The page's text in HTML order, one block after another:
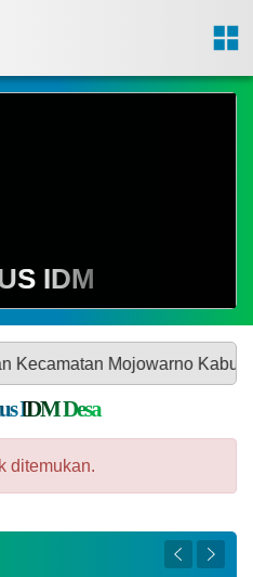
IDM
Mojowarno Kabupaten
IDM Desa
ditemukan.